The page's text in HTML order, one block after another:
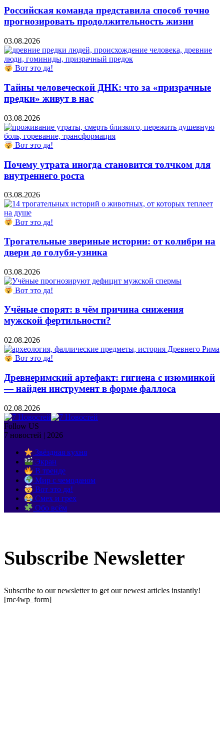
Российская команда представила способ точно
прогнозировать продолжительность жизни
03.08.2026
Вот это да!
Тайны человеческой ДНК: что за «призрачные
предки» живут в нас
03.08.2026
Вот это да!
Почему утрата иногда становится толчком для
внутреннего роста
03.08.2026
Вот это да!
Трогательные звериные истории: от колибри на
двери до голубя-узника
03.08.2026
Вот это да!
Учёные спорят: в чём причина снижения
мужской фертильности?
02.08.2026
Вот это да!
Древнеримский артефакт: гигиена с изюминкой
— найден инструмент в форме фаллоса
02.08.2026
Follow US
7 новостей | 2026
Звёздная кухня
Экран
В тренде
Мир с чемоданом
Вот это да!
Смех и грех
Обо всём
Subscribe Newsletter
Subscribe to our newsletter to get our newest articles instantly!
[mc4wp_form]